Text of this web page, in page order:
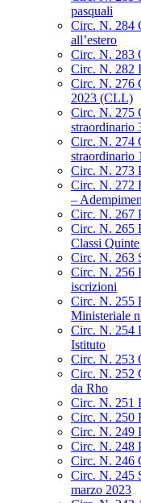
pasquali
Circ. N. 284
all’estero
Circ. N. 283
Circ. N. 282
Circ. N. 276
2023 (CLL)
Circ. N. 275
straordinario
Circ. N. 274
straordinario
Circ. N. 273
Circ. N. 272
–
Circ. N. 267
Circ. N. 265
Classi Quinte
Circ. N. 263
Circ. N. 256
iscrizioni
Circ. N. 255
Ministeriale
Circ. N. 254
Istituto
Circ. N. 253
Circ. N. 252
da Rho
Circ. N. 251
Circ. N. 250
Circ. N. 249
Circ. N. 248
Circ. N. 246
Circ. N. 245
marzo 2023